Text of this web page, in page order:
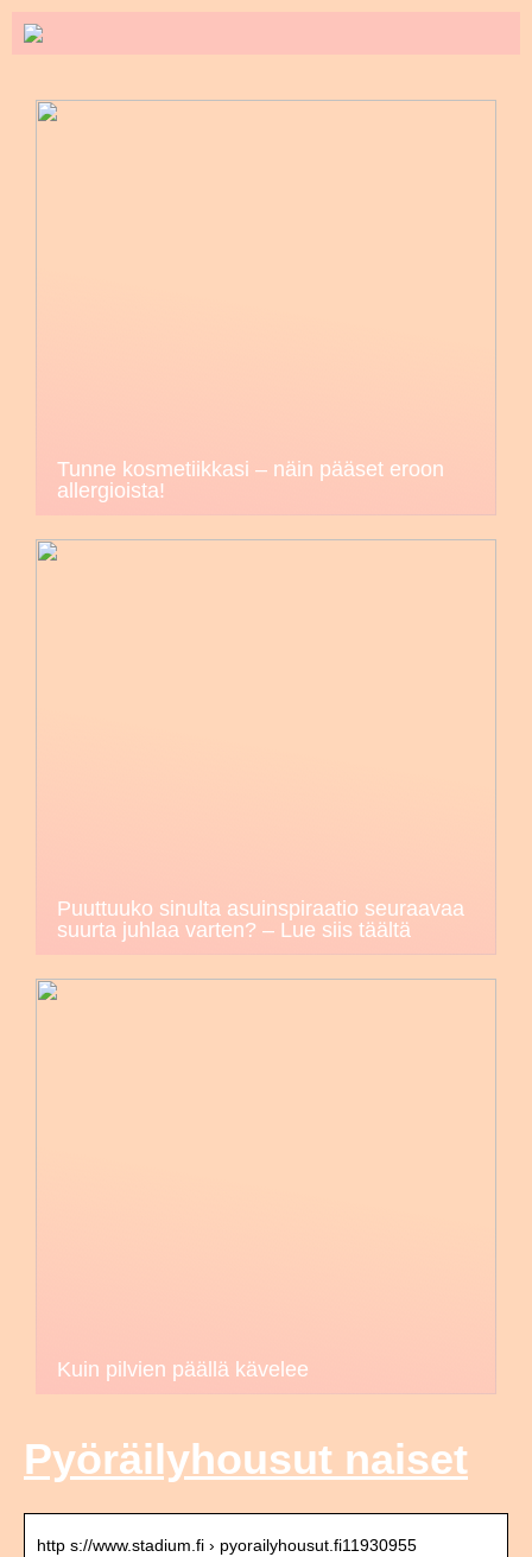
Tunne kosmetiikkasi – näin pääset eroon
allergioista!
Puuttuuko sinulta asuinspiraatio seuraavaa
suurta juhlaa varten? – Lue siis täältä
Kuin pilvien päällä kävelee
Pyöräilyhousut naiset
http s://www.stadium.fi › pyorailyhousut.fi11930955